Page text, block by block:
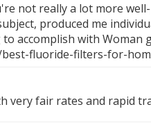
not really a lot more
produced me
accomplish with Woman
fluoride-filters-for-
very fair rates and rapid